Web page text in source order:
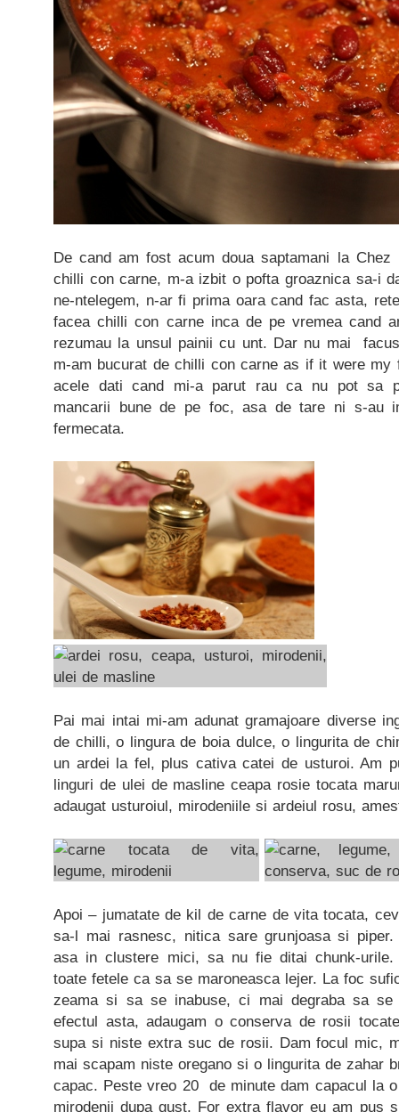
De cand am fost acum doua saptamani la
chilli con carne, m-a izbit o pofta groaznica sa-i
ne-ntelegem, n-ar fi prima oara cand fac asta,
facea chilli con carne inca de pe vremea cand
rezumau la unsul painii cu unt. Dar nu mai
m-am bucurat de chilli con carne as if it were
acele dati cand mi-a parut rau ca nu pot sa
mancarii bune de pe foc, asa de tare ni s-au
fermecata.
Pai mai intai mi-am adunat gramajoare diverse
de chilli, o lingura de boia dulce, o lingurita de
un ardei la fel, plus cativa catei de usturoi. Am
linguri de ulei de masline ceapa rosie tocata
adaugat usturoiul, mirodeniile si ardeiul rosu,
Apoi – jumatate de kil de carne de vita tocata,
sa-l mai rasnesc, nitica sare grunjoasa si piper.
asa in clustere mici, sa nu fie ditai chunk-urile.
toate fetele ca sa se maroneasca lejer. La foc
zeama si sa se inabuse, ci mai degraba sa se
efectul asta, adaugam o conserva de rosii
supa si niste extra suc de rosii. Dam focul mic,
mai scapam niste oregano si o lingurita de zahar
capac. Peste vreo 20 de minute dam capacul la
mirodenii dupa gust. For extra flavor eu am pus